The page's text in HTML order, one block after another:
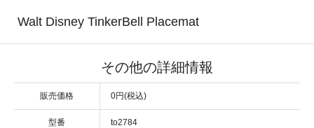
Walt Disney TinkerBell Placemat
その他の詳細情報
販売価格 0円(税込)
型番 to2784